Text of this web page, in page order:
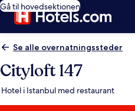
Gå til hovedsektionen
Se alle overnatningssteder
Cityloft 147
Hotel i Istanbul med restaurant